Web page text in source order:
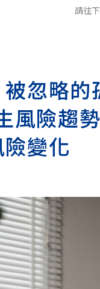
請往
忽略
風險趨
變化
追蹤